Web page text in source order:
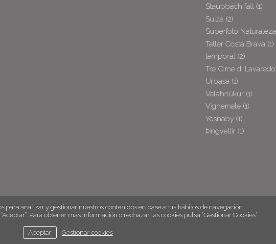
Staubbach fall (1)
Suiza (2)
Superfoto Naturaleza
Taller Costa Brava (1)
temporal (2)
Tre Cime di Lavaredo
Urbasa (1)
Valahnúkur (1)
Vignemale (1)
Yesnaby (1)
Þingvellir (1)
english
aviso legal política de cookies
para analizar y gestionar nuestros contenidos en base a tus hábitos de navegación.
Para obtener más información o rechazar las cookies pulsa “Gestionar Cookies“
Aceptar Gestionar cookies